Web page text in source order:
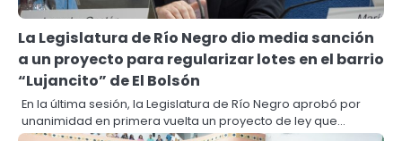
La Legislatura de Río Negro dio media sanción
a un proyecto para regularizar lotes en el barrio
“Lujancito” de El Bolsón
En la última sesión, la Legislatura de Río Negro aprobó por
unanimidad en primera vuelta un proyecto de ley que…